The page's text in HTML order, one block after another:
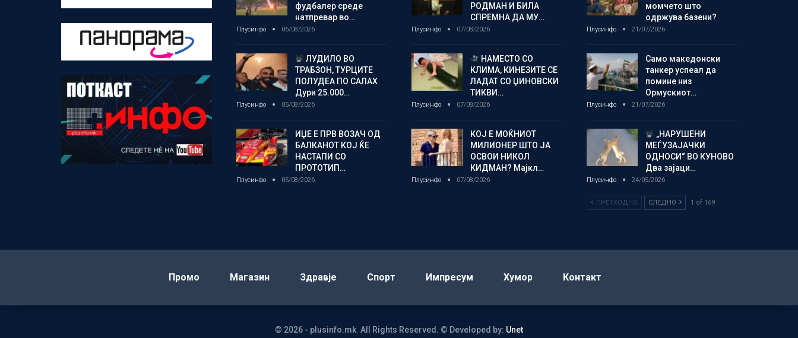
фудбалер среде
натпревар во…
Плусинфо 06/08/2026
ЛУДИЛО ВО
ТРАБЗОН, ТУРЦИТЕ
ПОЛУДЕА ПО САЛАХ
Дури 25.000…
Плусинфо 05/08/2026
ИЏЕ Е ПРВ ВОЗАЧ ОД
БАЛКАНОТ КОЈ ЌЕ
НАСТАПИ СО
ПРОТОТИП…
Плусинфо 05/08/2026
РОДМАН И БИЛА
СПРЕМНА ДА МУ…
Плусинфо 07/08/2026
НАМЕСТО СО
КЛИМА, КИНЕЗИТЕ СЕ
ЛАДАТ СО ЏИНОВСКИ
ТИКВИ…
Плусинфо 07/08/2026
КОЈ Е МОЌНИОТ
МИЛИОНЕР ШТО ЈА
ОСВОИ НИКОЛ
КИДМАН? Мајкл…
Плусинфо 07/08/2026
момчето што
одржува базени?
Плусинфо 21/07/2026
Само македонски
танкер успеал да
помине низ
Ормускиот…
Плусинфо 21/07/2026
„НАРУШЕНИ
МЕЃУЗАЈАЧКИ
ОДНОСИ“ ВО КУНОВО
Два зајаци…
Плусинфо 24/05/2026
ПРЕТХОДНО СЛЕДНО 1 of 169
Промо Магазин Здравје Спорт Импресум Хумор Контакт
© 2026 - plusinfo.mk. All Rights Reserved. © Developed by: Unet